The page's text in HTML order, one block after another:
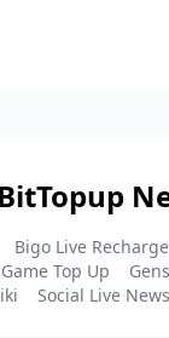
BitTopup
Bigo Live Recharge
Game Top Up
Social Live News